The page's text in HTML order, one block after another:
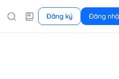
Đăng ký Đăng